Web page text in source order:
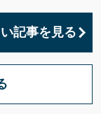
記事を見る